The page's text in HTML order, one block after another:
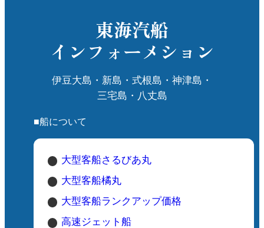
東海汽船
インフォーメション
伊豆大島・新島・式根島・神津島・
三宅島・八丈島
■船について
大型客船さるびあ丸
大型客船橘丸
大型客船ランクアップ価格
高速ジェット船